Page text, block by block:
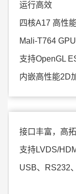
运行高效
四核A17 高性
Mali-T764
支持OpenGL
内嵌高性能2D
接口丰富，高
支持LVDS/
USB、RS232